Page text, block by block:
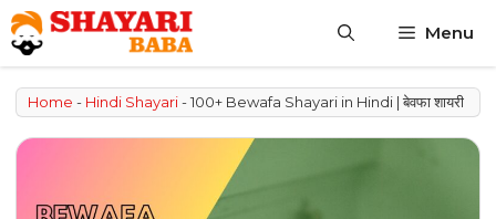
Skip
to
content
Menu
Home - Hindi Shayari-100+ Bewafa Shayari in Hindi | बेवफा शायरी